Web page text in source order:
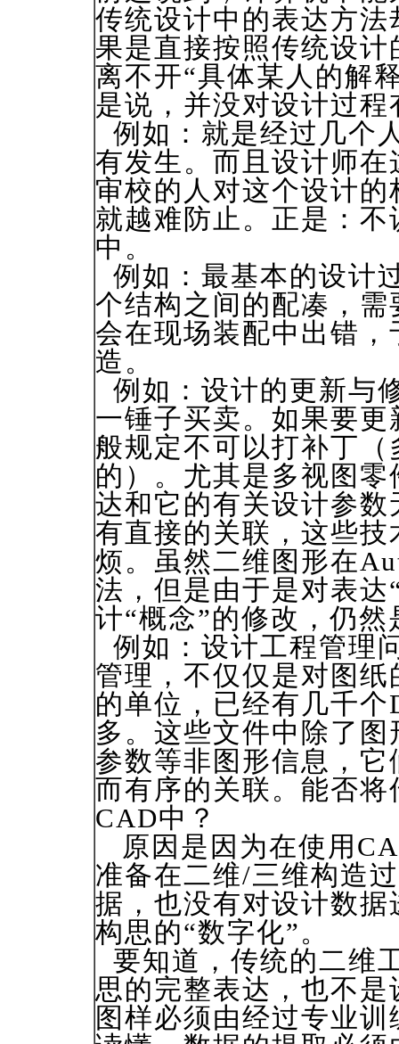
传统设计中的表达方
果是直接按照传统设
离不开“具体某人的解
是说，并没对设计过
例如：就是经过几个
有发生。而且设计师
审校的人对这个设计
就越难防止。正是：
中。
例如：最基本的设计
个结构之间的配凑，
会在现场装配中出错
造。
例如：设计的更新与
一锤子买卖。如果要
般规定不可以打补丁
的）。尤其是多视图
达和它的有关设计参
有直接的关联，这些
烦。虽然二维图形在
法，但是由于是对表
计“概念”的修改，仍
例如：设计工程管理
管理，不仅仅是对图
的单位，已经有几千
多。这些文件中除了
参数等非图形信息，
而有序的关联。能否
CAD中？
原因是因为在使用
准备在二维/三维构造
据，也没有对设计数
构思的“数字化”。
要知道，传统的二维
思的完整表达，也不
图样必须由经过专业